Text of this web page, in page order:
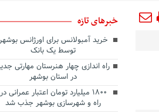
خبرهای تازه
خرید آمبولانس برای اورژانس
توسط یک بانک
راه اندازی چهار هنرستان مهارتی
در استان بوشهر
۱۸۰۰ میلیارد تومان اعتبار عمرانی در
راه و شهرسازی بوشهر جذب شد